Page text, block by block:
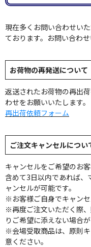
現在多くお問い合わせい
ております。お問い合わ
お荷物の再発送について
返送されたお荷物の再出
わせをお願いいたします。
再出荷依頼フォーム
ご注文キャンセルについ
キャンセルをご希望のお
含めて3日以内であれば、
ャンセルが可能です。
※お客様ご自身でキャンセ
※再度ご注文いただく際
りご希望に添えない場合が
※会場受取商品は、原則
意ください。